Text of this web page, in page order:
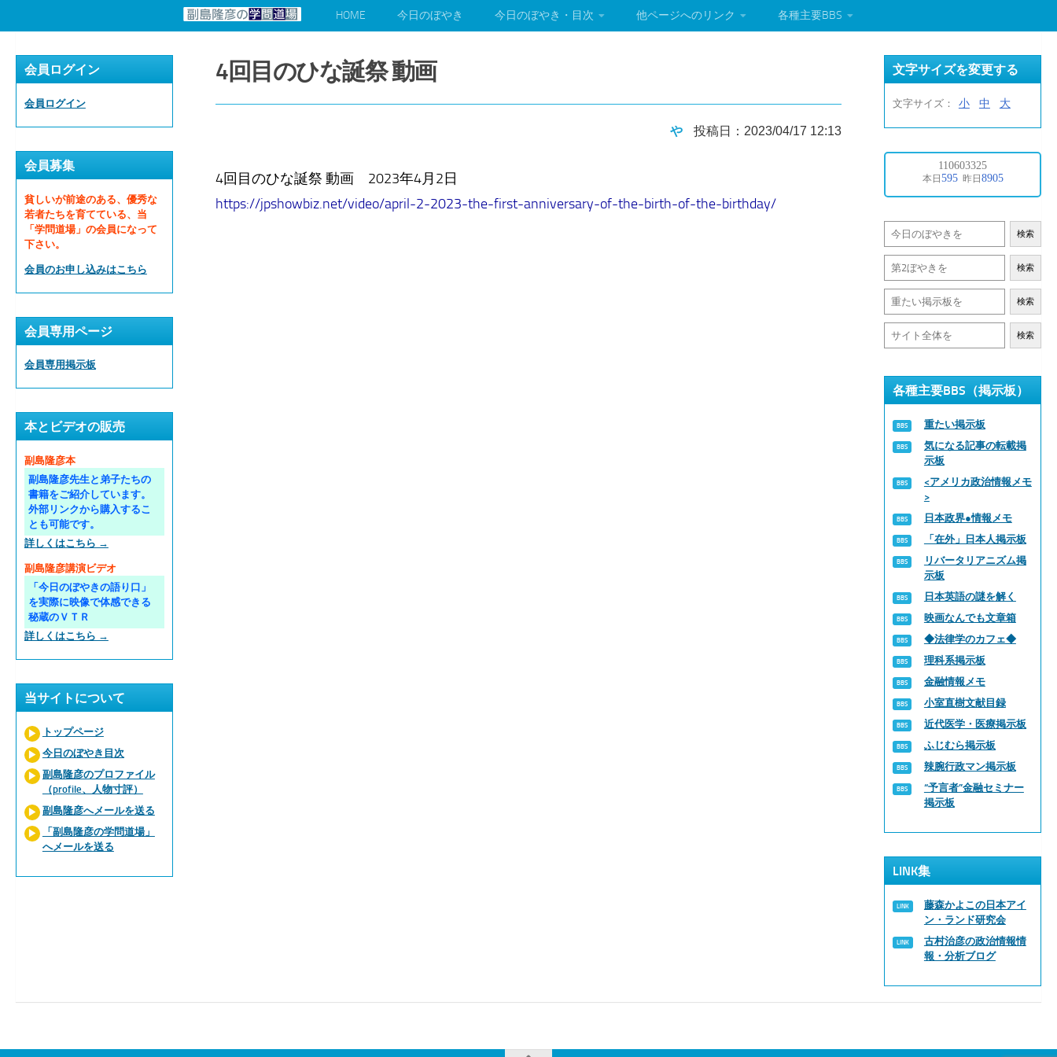
HOME 今日のぼやき 今日のぼやき・目次 他ページへのリンク 各種主要BBS
4回目のひな誕祭 動画
や 投稿日：2023/04/17 12:13
4回目のひな誕祭 動画 2023年4月2日
https://jpshowbiz.net/video/april-2-2023-the-first-anniversary-of-the-birth-of-the-birthday/
会員ログイン
会員ログイン
会員募集
貧しいが前途のある、優秀な
若者たちを育てている、当
「学問道場」の会員になって
下さい。
会員のお申し込みはこちら
会員専用ページ
会員専用掲示板
本とビデオの販売
副島隆彦本
副島隆彦先生と弟子たちの
書籍をご紹介しています。
外部リンクから購入するこ
とも可能です。
詳しくはこちら →
副島隆彦講演ビデオ
「今日のぼやきの語り口」
を実際に映像で体感できる
秘蔵のＶＴＲ
詳しくはこちら →
当サイトについて
トップページ
今日のぼやき目次
副島隆彦のプロファイル
（profile、人物寸評）
副島隆彦へメールを送る
「副島隆彦の学問道場」
へメールを送る
文字サイズを変更する
文字サイズ： 小 中 大
検索
検索
検索
検索
各種主要BBS（掲示板）
重たい掲示板
気になる記事の転載掲
示板
<アメリカ政治情報メモ
>
日本政界●情報メモ
「在外」日本人掲示板
リバータリアニズム掲
示板
日本英語の謎を解く
映画なんでも文章箱
◆法律学のカフェ◆
理科系掲示板
金融情報メモ
小室直樹文献目録
近代医学・医療掲示板
ふじむら掲示板
辣腕行政マン掲示板
“予言者”金融セミナー
掲示板
LINK集
藤森かよこの日本アイ
ン・ランド研究会
古村治彦の政治情報情
報・分析ブログ